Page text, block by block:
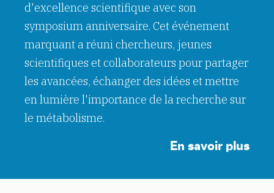
d'excellence scientifique avec son
symposium anniversaire. Cet événement
marquant a réuni chercheurs, jeunes
scientifiques et collaborateurs pour partager
les avancées, échanger des idées et mettre
en lumière l'importance de la recherche sur
le métabolisme.
En savoir plus